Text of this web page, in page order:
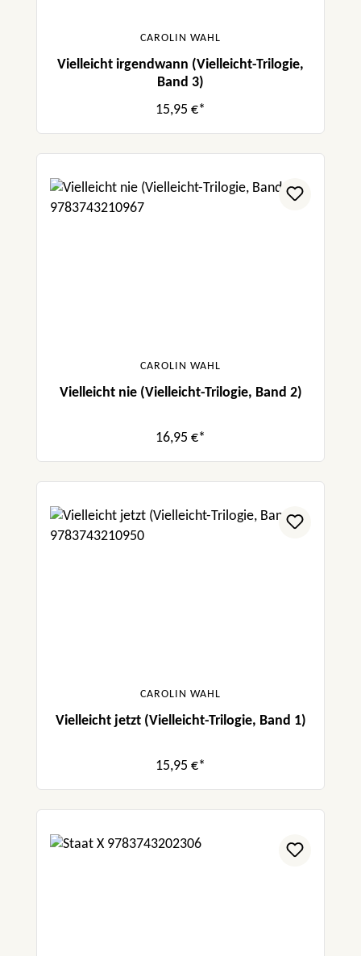
CAROLIN WAHL
Vielleicht irgendwann (Vielleicht-Trilogie,
Band 3)
15,95 €*
CAROLIN WAHL
Vielleicht nie (Vielleicht-Trilogie, Band 2)
16,95 €*
CAROLIN WAHL
Vielleicht jetzt (Vielleicht-Trilogie, Band 1)
15,95 €*